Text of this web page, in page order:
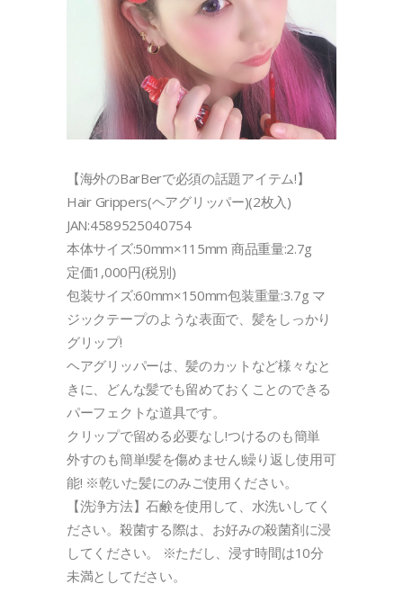
【海外のBarBerで必須の話題アイテム!】
Hair Grippers(ヘアグリッパー)(2枚入)
JAN:4589525040754
本体サイズ:50mm×115mm 商品重量:2.7g
定価1,000円(税別)
包装サイズ:60mm×150mm包装重量:3.7g マ
ジックテープのような表面で、髪をしっかり
グリップ!
ヘアグリッパーは、髪のカットなど様々なと
きに、どんな髪でも留めておくことのできる
パーフェクトな道具です。
クリップで留める必要なし!つけるのも簡単
外すのも簡単!髪を傷めません!繰り返し使用可
能! ※乾いた髪にのみご使用ください。
【洗浄方法】石鹸を使用して、水洗いしてく
ださい。殺菌する際は、お好みの殺菌剤に浸
してください。 ※ただし、浸す時間は10分
未満としてださい。